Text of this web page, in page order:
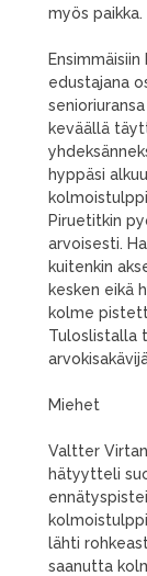
myös paikka.
edustajana
keväällä
hyppäsi
Piruetitkin
arvoisesti.
kuitenkin
kesken eikä
kolme
Tuloslistalla
Miehet
Valtter
hätyytteli
lähti
saanutta